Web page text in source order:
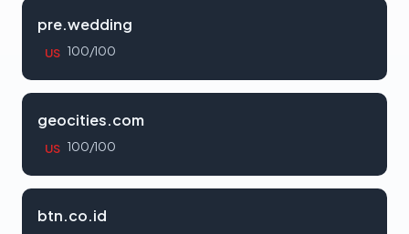
pre.wedding
US 100/100
geocities.com
US 100/100
btn.co.id